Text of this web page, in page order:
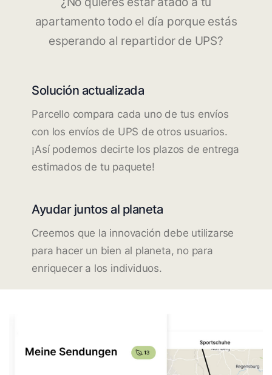
apartamento todo el día porque estás
esperando al repartidor de UPS?
Solución actualizada
Parcello compara cada uno de tus envíos
con los envíos de UPS de otros usuarios.
¡Así podemos decirte los plazos de entrega
estimados de tu paquete!
Ayudar juntos al planeta
Creemos que la innovación debe utilizarse
para hacer un bien al planeta, no para
enriquecer a los individuos.